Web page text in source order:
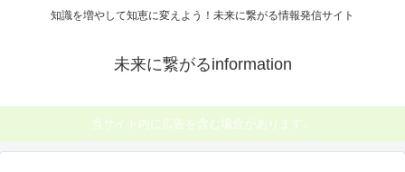
知識を増やして知恵に変えよう！未来に繋がる情報発信サイト
未来に繋がるinformation
当サイト内に広告を含む場合があります。